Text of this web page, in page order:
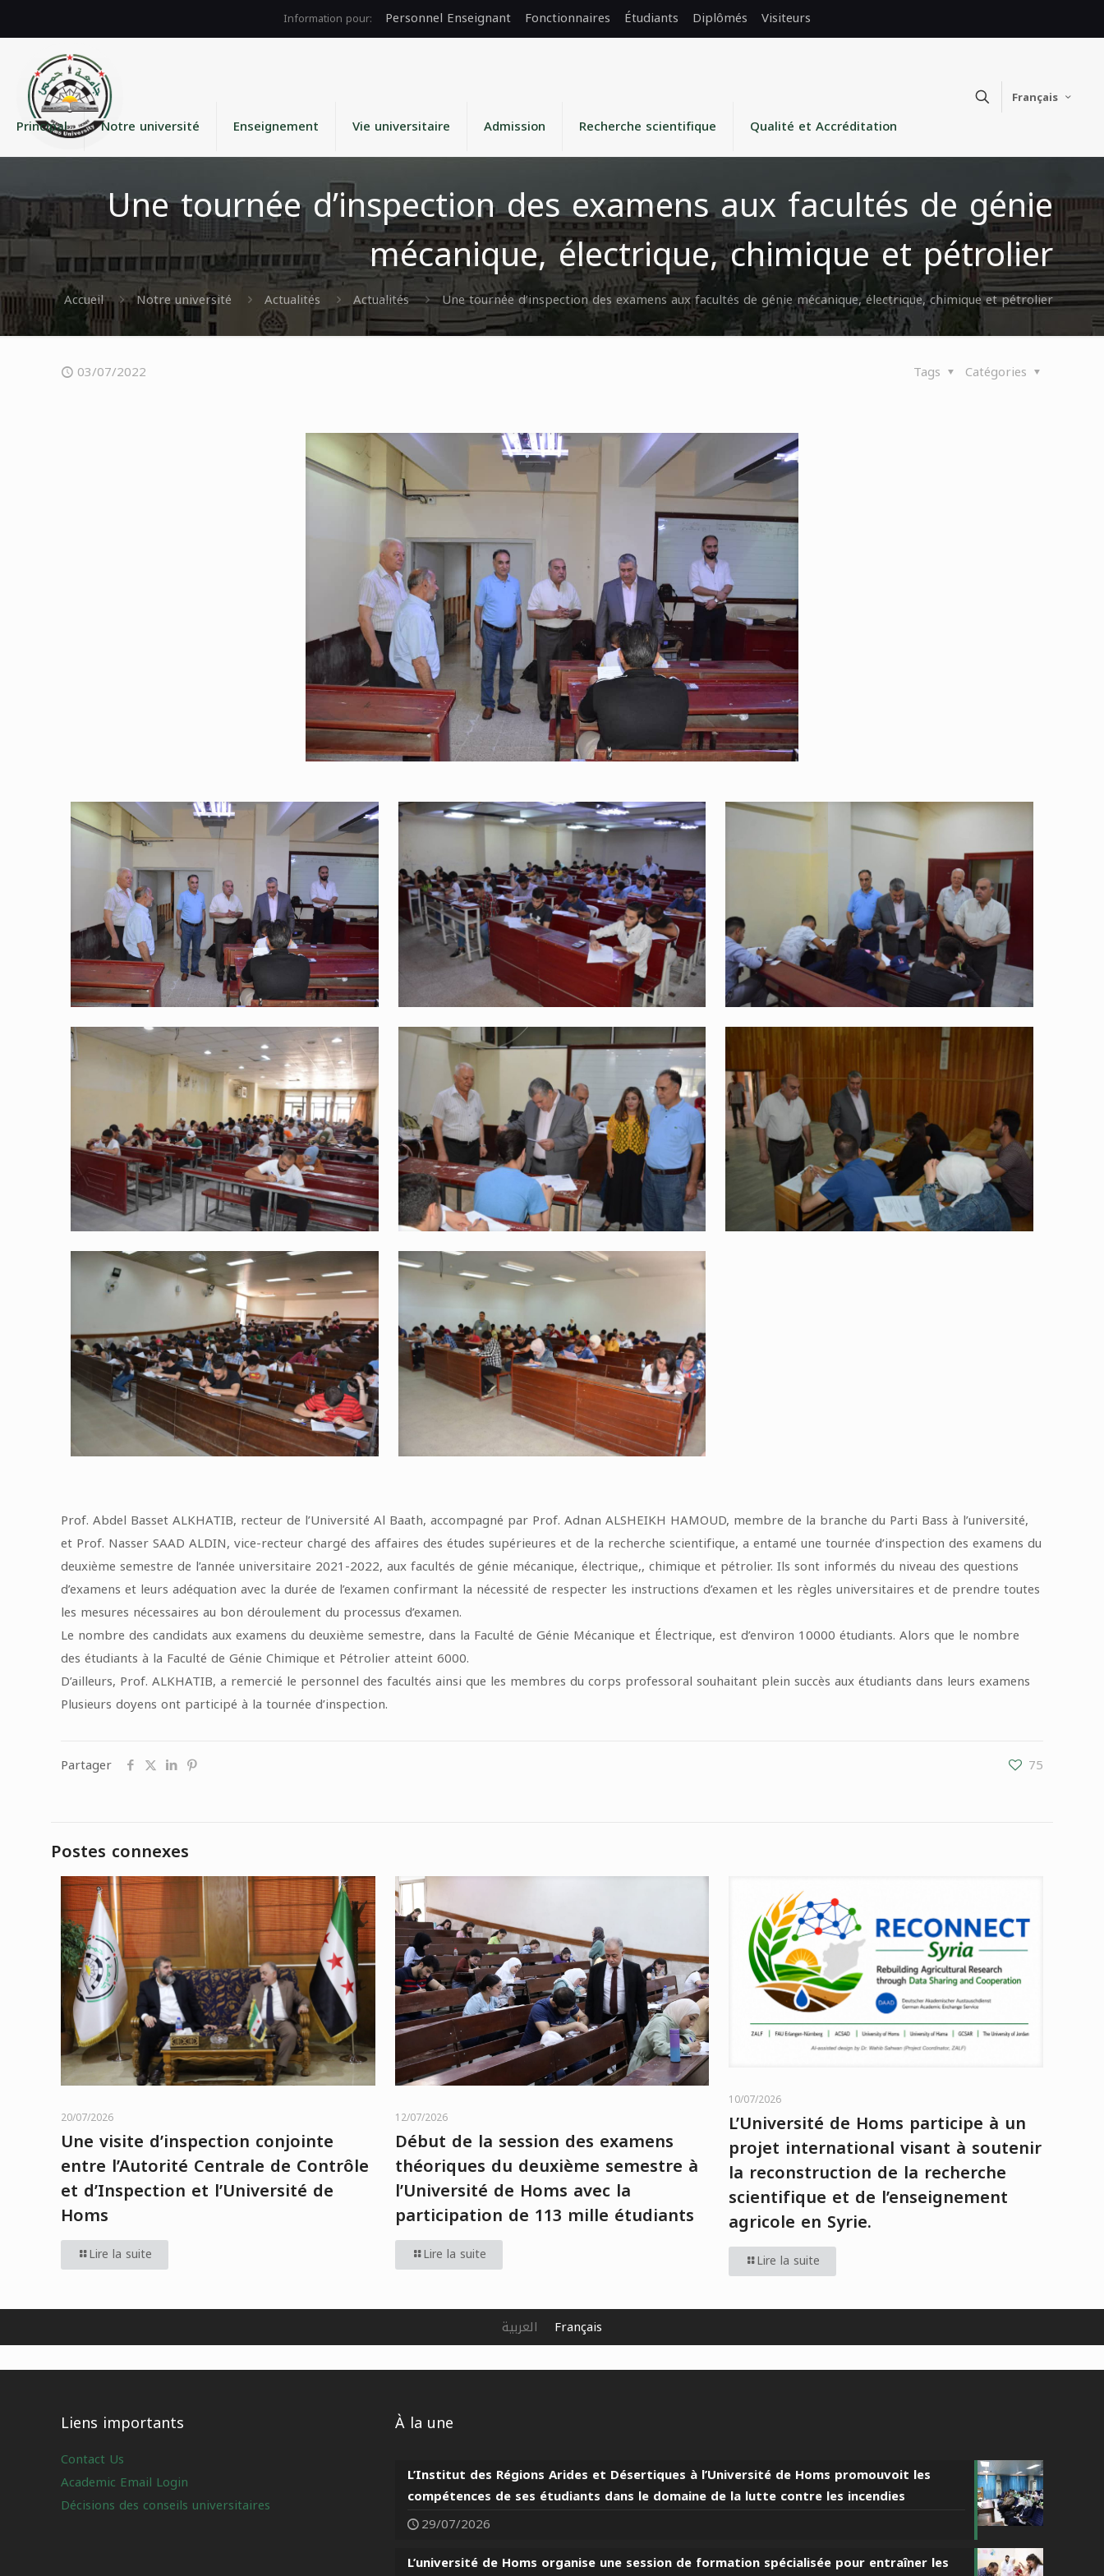
Personnel Enseignant Fonctionnaires Étudiants Diplômés Visiteurs
Principal Notre université Enseignement Vie universitaire Admission Recherche scientifique Qualité et Accréditation
Français
Une tournée d’inspection des examens aux facultés de génie
mécanique, électrique, chimique et pétrolier
Accueil Notre université Actualités Actualités Une tournée d’inspection des examens aux facultés de génie mécanique, électrique, chimique et pétrolier
03/07/2022 Catégories
Tags
Prof. Abdel Basset ALKHATIB, recteur de l’Université Al Baath, accompagné par Prof. Adnan ALSHEIKH HAMOUD, membre de la branche du Parti Bass à l’université,
et Prof. Nasser SAAD ALDIN, vice-recteur chargé des affaires des études supérieures et de la recherche scientifique, a entamé une tournée d’inspection des examens du
deuxième semestre de l’année universitaire 2021-2022, aux facultés de génie mécanique, électrique,, chimique et pétrolier. Ils sont informés du niveau des questions
d’examens et leurs adéquation avec la durée de l’examen confirmant la nécessité de respecter les instructions d’examen et les règles universitaires et de prendre toutes
les mesures nécessaires au bon déroulement du processus d’examen.
Le nombre des candidats aux examens du deuxième semestre, dans la Faculté de Génie Mécanique et Électrique, est d’environ 10000 étudiants. Alors que le nombre
des étudiants à la Faculté de Génie Chimique et Pétrolier atteint 6000.
D’ailleurs, Prof. ALKHATIB, a remercié le personnel des facultés ainsi que les membres du corps professoral souhaitant plein succès aux étudiants dans leurs examens
Plusieurs doyens ont participé à la tournée d’inspection.
Partager 75
Postes connexes
20/07/2026
Une visite d’inspection conjointe
entre l’Autorité Centrale de Contrôle
et d’Inspection et l’Université de
Homs
Lire la suite
12/07/2026
Début de la session des examens
théoriques du deuxième semestre à
l’Université de Homs avec la
participation de 113 mille étudiants
Lire la suite
10/07/2026
L’Université de Homs participe à un
projet international visant à soutenir
la reconstruction de la recherche
scientifique et de l’enseignement
agricole en Syrie.
Lire la suite
Liens importants
Contact Us
Academic Email Login
Décisions des conseils universitaires
À la une
L’Institut des Régions Arides et Désertiques à l’Université de Homs promouvoit les
compétences de ses étudiants dans le domaine de la lutte contre les incendies
29/07/2026
L’université de Homs organise une session de formation spécialisée pour entraîner les
العربية Français